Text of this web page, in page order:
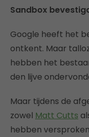
Sandbox
Google heeft het
ontkent. Maar
hebben het
den lijve
Maar tijdens de
zowel Matt Cutts
hebben